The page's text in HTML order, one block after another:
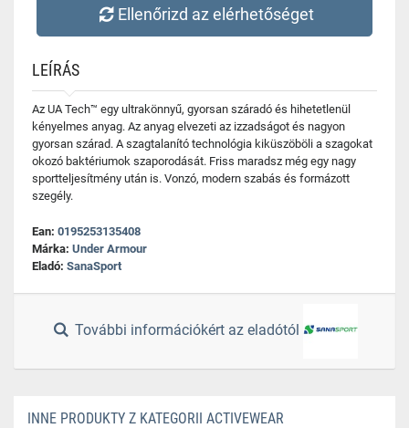
Ellenőrizd az elérhetőséget
LEÍRÁS
Az UA Tech™ egy ultrakönnyű, gyorsan száradó és hihetetlenül
kényelmes anyag. Az anyag elvezeti az izzadságot és nagyon
gyorsan szárad. A szagtalanító technológia kiküszöböli a szagokat
okozó baktériumok szaporodását. Friss maradsz még egy nagy
sportteljesítmény után is. Vonzó, modern szabás és formázott
szegély.
Ean: 0195253135408
Márka: Under Armour
Eladó: SanaSport
További információkért az eladótól
INNE PRODUKTY Z KATEGORII ACTIVEWEAR